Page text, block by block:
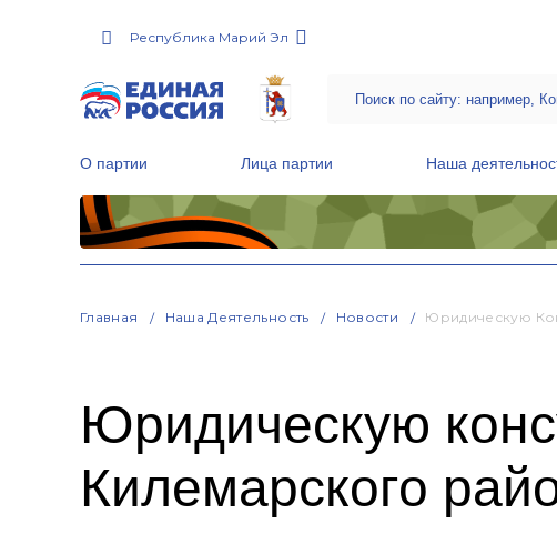
Республика Марий Эл
О партии Лица партии Наша
Главная Наша Деятельность Новости Юридическую
Юридическую
Килемарского